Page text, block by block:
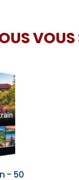
- 50